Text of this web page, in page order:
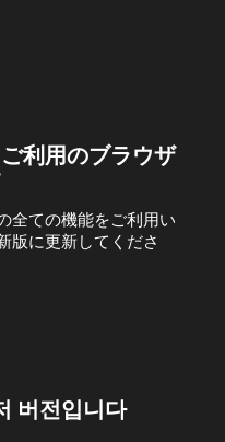
利用のブラウザ
全ての機能をご利用い
版に更新してくださ
버전입니다